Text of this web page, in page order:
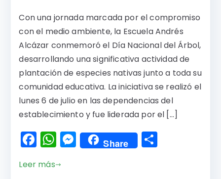
Con una jornada marcada por el compromiso
con el medio ambiente, la Escuela Andrés
Alcázar conmemoró el Día Nacional del Árbol,
desarrollando una significativa actividad de
plantación de especies nativas junto a toda su
comunidad educativa. La iniciativa se realizó el
lunes 6 de julio en las dependencias del
establecimiento y fue liderada por el […]
F
a
c
W
h
a
M
e
Share
Leer más